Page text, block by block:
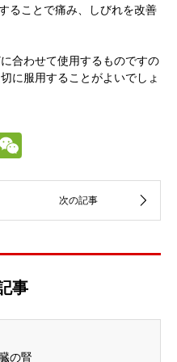
ることで痛み、しびれを改善
合わせて使用するものですの
に服用することがよいでしょ
事
の腎